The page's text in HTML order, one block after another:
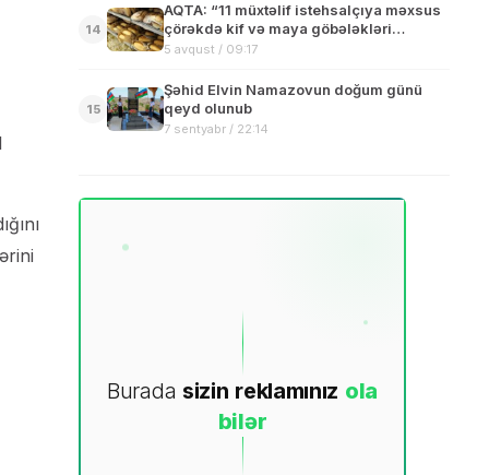
14
AQTA: “11 müxtəlif istehsalçıya məxsus
çörəkdə kif və maya göbələkləri
aşkarlanıb”
5 avqust / 09:17
15
Şəhid Elvin Namazovun doğum günü
qeyd olunub
7 sentyabr / 22:14
Burada sizin reklamınız ola
bilər